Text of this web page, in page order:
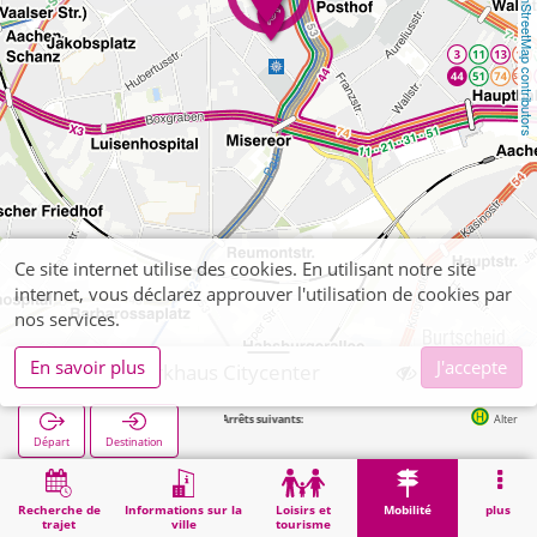
OpenStreetMap contributors
Recherche de
trajet
Informations sur la
ville
Loisirs et
tourisme
Mobilité plus
Aachen, Parkhaus Citycenter
Départ Destination
Arrêts suivants: Alter Posthof in
Démarrage Parkings (autres) Aachen, Parkhaus Citycenter
Ce site internet utilise des cookies. En utilisant notre site
internet, vous déclarez approuver l'utilisation de cookies par
nos services.
En savoir plus
J'accepte